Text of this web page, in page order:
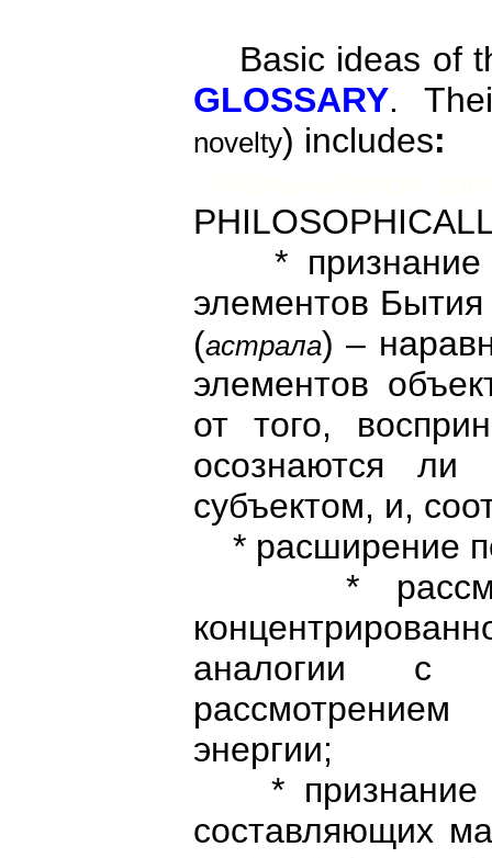
Basic ideas of
GLOSSARY.
novelty) includes:
* признание
элементов
(астрала) –
элементов
от того,
осознаются
субъектом, и,
* расширение
*
аналогии с
энергии;
* признание
составляющих